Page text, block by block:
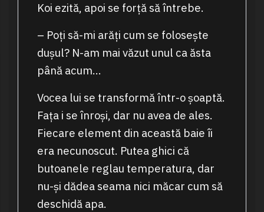
Koi ezită, apoi se forță să întrebe.
– Poți să-mi arăți cum se folosește
dușul? N-am mai văzut unul ca ăsta
până acum…
Vocea lui se transformă într-o șoaptă.
Fața i se înroși, dar nu avea de ales.
Fiecare element din această baie îi
era necunoscut. Putea ghici că
butoanele reglau temperatura, dar
nu-și dădea seama nici măcar cum să
deschidă apa.